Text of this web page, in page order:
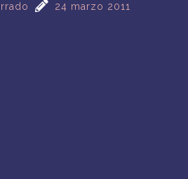
24 marzo 2011